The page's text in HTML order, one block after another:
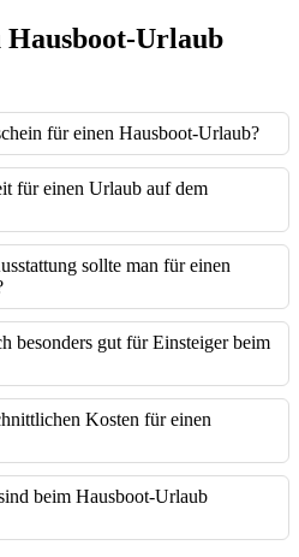
Urlaub
für einen Hausboot-Urlaub?
für einen Urlaub auf dem
sollte man für einen
besonders gut für Einsteiger beim
Kosten für einen
beim Hausboot-Urlaub